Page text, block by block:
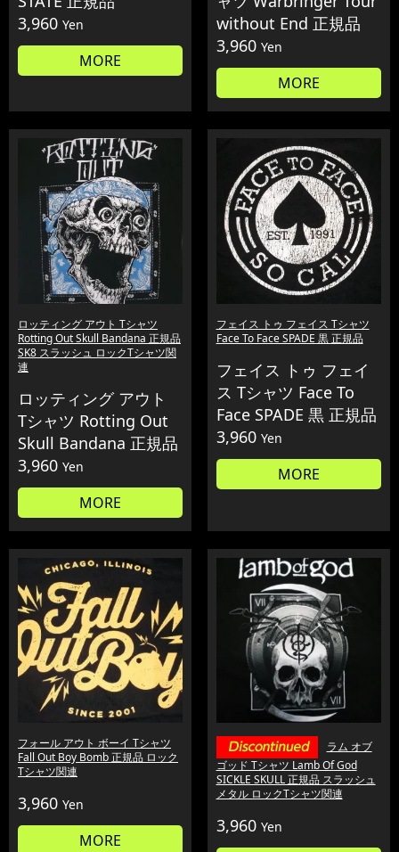
3,960 Yen
MORE
without End 正規品
3,960 Yen
MORE
ロッティング アウト Tシャツ
Rotting Out Skull Bandana 正規品
SK8 スラッシュ ロックTシャツ関
連
ロッティング アウト
Tシャツ Rotting Out
Skull Bandana 正規品
3,960 Yen
MORE
フェイス トゥ フェイス Tシャツ
Face To Face SPADE 黒 正規品
フェイス トゥ フェイ
ス Tシャツ Face To
Face SPADE 黒 正規品
3,960 Yen
MORE
フォール アウト ボーイ Tシャツ
Fall Out Boy Bomb 正規品 ロック
Tシャツ関連
3,960 Yen
MORE
ラム オブ
ゴッド Tシャツ Lamb Of God
SICKLE SKULL 正規品 スラッシュ
メタル ロックTシャツ関連
3,960 Yen